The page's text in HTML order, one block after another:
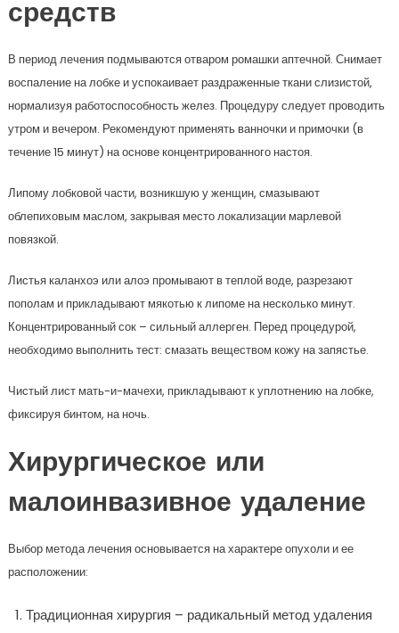
средств
В период лечения подмываются отваром ромашки аптечной. Снимает
воспаление на лобке и успокаивает раздраженные ткани слизистой,
нормализуя работоспособность желез. Процедуру следует проводить
утром и вечером. Рекомендуют применять ванночки и примочки (в
течение 15 минут) на основе концентрированного настоя.
Липому лобковой части, возникшую у женщин, смазывают
облепиховым маслом, закрывая место локализации марлевой
повязкой.
Листья каланхоэ или алоэ промывают в теплой воде, разрезают
пополам и прикладывают мякотью к липоме на несколько минут.
Концентрированный сок – сильный аллерген. Перед процедурой,
необходимо выполнить тест: смазать веществом кожу на запястье.
Чистый лист мать-и-мачехи, прикладывают к уплотнению на лобке,
фиксируя бинтом, на ночь.
Хирургическое или
малоинвазивное удаление
Выбор метода лечения основывается на характере опухоли и ее
расположении:
Традиционная хирургия – радикальный метод удаления